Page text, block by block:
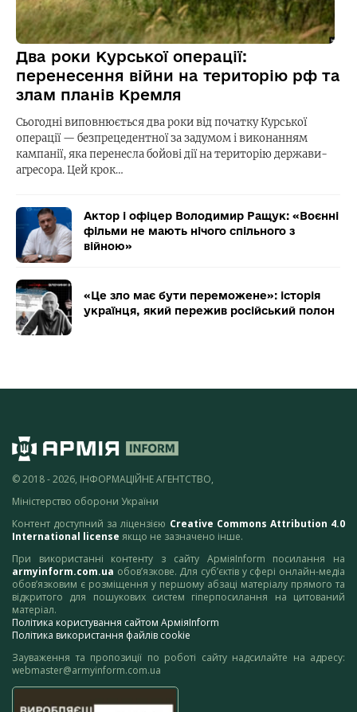
Два роки Курської операції:
перенесення війни на територію рф та
злам планів Кремля
Сьогодні виповнюється два роки від початку Курської
операції — безпрецедентної за задумом і виконанням
кампанії, яка перенесла бойові дії на територію держави-
агресора. Цей крок…
Актор і офіцер Володимир Ращук: «Воєнні
фільми не мають нічого спільного з
війною»
«Це зло має бути переможене»: історія
українця, який пережив російський полон
© 2018 - 2026, ІНФОРМАЦІЙНЕ АГЕНТСТВО,
Міністерство оборони України
Контент доступний за ліцензією Creative Commons Attribution 4.0
International license якщо не зазначено інше.
При використанні контенту з сайту АрміяInform посилання на
armyinform.com.ua обов’язкове. Для суб’єктів у сфері онлайн-медіа
обов’язковим є розміщення у першому абзаці матеріалу прямого та
відкритого для пошукових систем гіперпосилання на цитований
матеріал.
Політика користування сайтом АрміяInform
Політика використання файлів cookie
Зауваження та пропозиції по роботі сайту надсилайте на адресу:
webmaster@armyinform.com.ua